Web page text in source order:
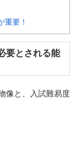
重要！
要とされる能
像と、入試難易度